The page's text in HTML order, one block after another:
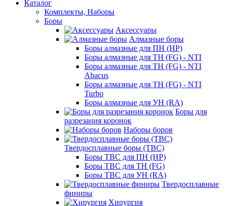
Каталог
Комплекты, Наборы
Боры
Аксессуары
Алмазные боры
Боры алмазные для ПН (HP)
Боры алмазные для ТН (FG) - NTI
Боры алмазные для ТН (FG) - NTI
Abacus
Боры алмазные для ТН (FG) - NTI
Turbo
Боры алмазные для УН (RA)
Боры для
разрезания коронок
Наборы боров
Твердосплавные боры (ТВС)
Боры ТВС для ПН (HP)
Боры ТВС для ТН (FG)
Боры ТВС для УН (RA)
Твердосплавные
финиры
Хирургия